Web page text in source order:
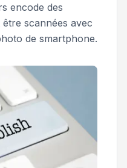
encode des
scannées avec
de smartphone.